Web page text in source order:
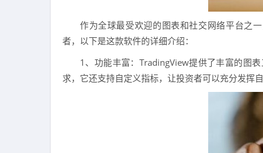
作为全球最受欢迎的图表和社交网络平台之
者，以下是这款软件的详细介绍：
1、功能丰富：TradingView提供了丰富的图
求，它还支持自定义指标，让投资者可以充分发挥自